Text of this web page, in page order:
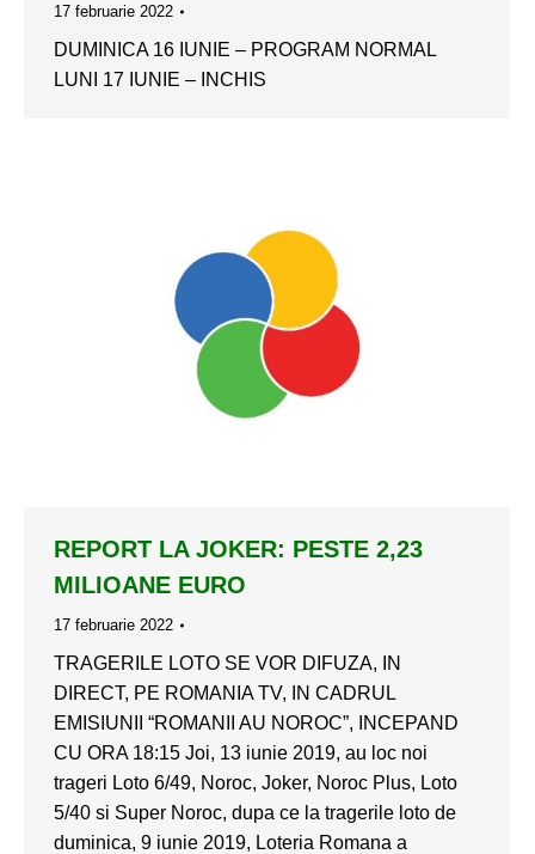
17 februarie 2022
DUMINICA 16 IUNIE – PROGRAM NORMAL
LUNI 17 IUNIE – INCHIS
REPORT LA JOKER: PESTE 2,23
MILIOANE EURO
17 februarie 2022
TRAGERILE LOTO SE VOR DIFUZA, IN
DIRECT, PE ROMANIA TV, IN CADRUL
EMISIUNII “ROMANII AU NOROC”, INCEPAND
CU ORA 18:15 Joi, 13 iunie 2019, au loc noi
trageri Loto 6/49, Noroc, Joker, Noroc Plus, Loto
5/40 si Super Noroc, dupa ce la tragerile loto de
duminica, 9 iunie 2019, Loteria Romana a